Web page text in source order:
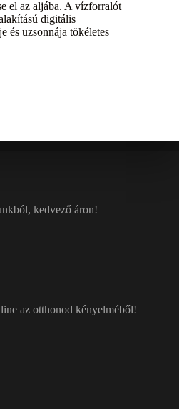
el az aljába. A vízforralót
digitális
és uzsonnája tökéletes
kedvező áron!
az otthonod kényelméből!